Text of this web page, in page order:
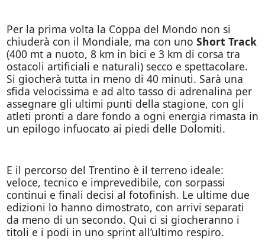
Per la prima volta la Coppa del Mondo non si
chiuderà con il Mondiale, ma con uno Short Track
(400 mt a nuoto, 8 km in bici e 3 km di corsa tra
ostacoli artificiali e naturali) secco e spettacolare.
Si giocherà tutta in meno di 40 minuti. Sarà una
sfida velocissima e ad alto tasso di adrenalina per
assegnare gli ultimi punti della stagione, con gli
atleti pronti a dare fondo a ogni energia rimasta in
un epilogo infuocato ai piedi delle Dolomiti.
E il percorso del Trentino è il terreno ideale:
veloce, tecnico e imprevedibile, con sorpassi
continui e finali decisi al fotofinish. Le ultime due
edizioni lo hanno dimostrato, con arrivi separati
da meno di un secondo. Qui ci si giocheranno i
titoli e i podi in uno sprint all’ultimo respiro.